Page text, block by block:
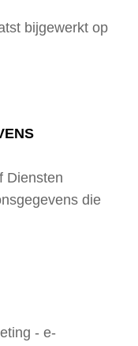
bijgewerkt op
Diensten
die
- e-